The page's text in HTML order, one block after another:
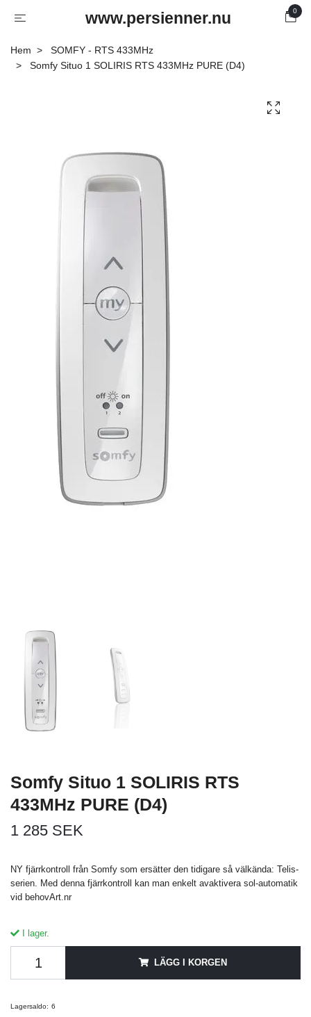
www.persienner.nu 0
Hem
SOMFY - RTS 433MHz
Somfy Situo 1 SOLIRIS RTS 433MHz PURE (D4)
Somfy Situo 1 SOLIRIS RTS
433MHz PURE (D4)
1 285 SEK
NY fjärrkontroll från Somfy som ersätter den tidigare så välkända: Telis-
serien. Med denna fjärrkontroll kan man enkelt avaktivera sol-automatik
vid behovArt.nr
I lager.
LÄGG I KORGEN
Lagersaldo: 6